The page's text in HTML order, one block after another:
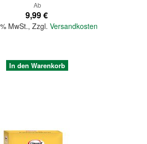
Ab
9,99 €
MwSt.,Zzgl.Versandkosten
In den Warenkorb